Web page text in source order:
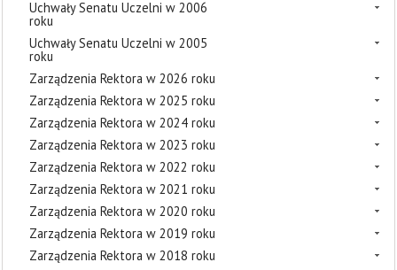
Uchwały Senatu Uczelni w 2006
roku
Uchwały Senatu Uczelni w 2005
roku
Zarządzenia Rektora w 2026 roku
Zarządzenia Rektora w 2025 roku
Zarządzenia Rektora w 2024 roku
Zarządzenia Rektora w 2023 roku
Zarządzenia Rektora w 2022 roku
Zarządzenia Rektora w 2021 roku
Zarządzenia Rektora w 2020 roku
Zarządzenia Rektora w 2019 roku
Zarządzenia Rektora w 2018 roku